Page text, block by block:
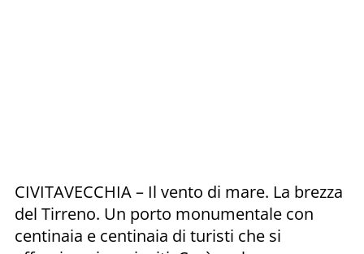
CIVITAVECCHIA – Il vento di mare. La brezza
del Tirreno. Un porto monumentale con
centinaia e centinaia di turisti che si